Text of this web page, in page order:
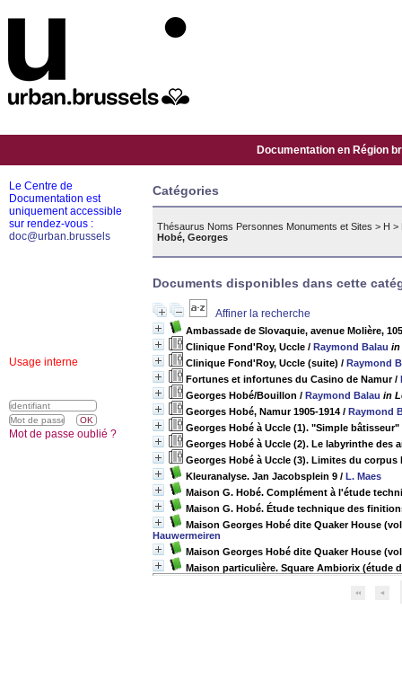
Documentation en Région
Catégories
Thésaurus Noms Personnes Monuments et Sites > H >
Hobé, Georges
Documents disponibles dans cette
Affiner la recherche
Ambassade de Slovaquie, avenue Molière,
Clinique Fond'Roy, Uccle / Raymond Balau in
Clinique Fond'Roy, Uccle (suite) / Raymond
Fortunes et infortunes du Casino de Namur/
Georges Hobé/Bouillon / Raymond Balau in
Georges Hobé, Namur 1905-1914 / Raymond
Georges Hobé à Uccle (1). "Simple
Georges Hobé à Uccle (2). Le labyrinthe des
Georges Hobé à Uccle (3). Limites du
Kleuranalyse. Jan Jacobsplein 9 / L. Maes
Maison G. Hobé. Complément à l'étude
Maison G. Hobé. Étude technique des
Maison Georges Hobé dite Quaker House
Hauwermeiren
Maison Georges Hobé dite Quaker House
Maison particulière. Square Ambiorix (étude
Le Centre de
Documentation est
uniquement accessible
sur rendez-vous :
doc@urban.brussels
Usage interne
Mot de passe oublié ?